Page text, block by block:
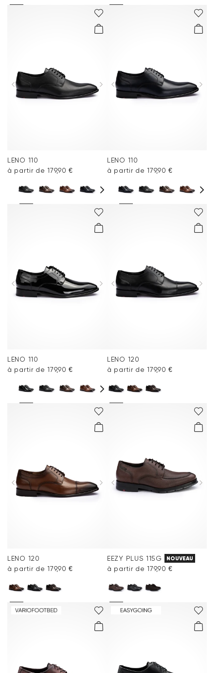
LENO 110
à partir de 179,90 €
LENO 110
à partir de 179,90 €
LENO 110
à partir de 179,90 €
LENO 120
à partir de 179,90 €
LENO 120
à partir de 179,90 €
EEZY PLUS 115G NOUVEAU
à partir de 179,90 €